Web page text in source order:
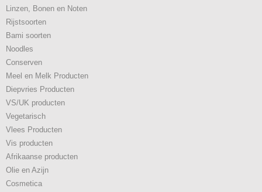
Linzen, Bonen en Noten
Rijstsoorten
Bami soorten
Noodles
Conserven
Meel en Melk Producten
Diepvries Producten
VS/UK producten
Vegetarisch
Vlees Producten
Vis producten
Afrikaanse producten
Olie en Azijn
Cosmetica